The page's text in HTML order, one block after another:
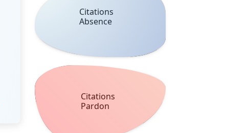
Citations
Absence
Citations
Pardon